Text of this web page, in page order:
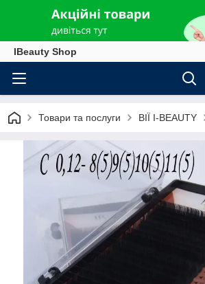
IBeauty Shop
Товари та послуги ВІЇ I-BEAUTY